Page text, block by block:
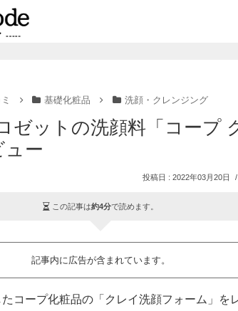
基礎化粧品 洗顔・クレンジング
ゼットの洗顔料「コープ
ュー
2022年03月20日
この記事は約4分で読めます。
記事内に広告が含まれています。
コープ化粧品の「クレイ洗顔フォーム」を